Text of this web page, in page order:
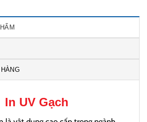
In UV Gạch